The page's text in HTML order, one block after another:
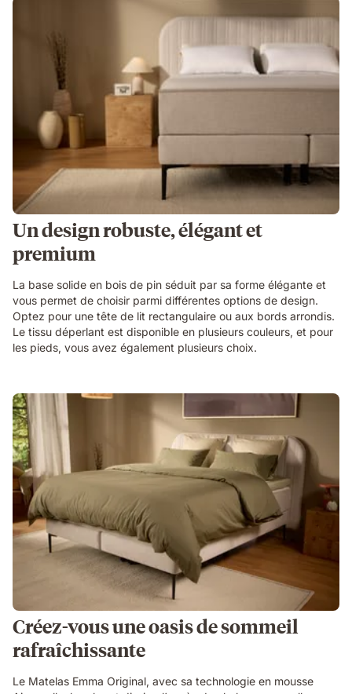
Un design robuste, élégant et
premium
La base solide en bois de pin séduit par sa forme élégante et
vous permet de choisir parmi différentes options de design.
Optez pour une tête de lit rectangulaire ou aux bords arrondis.
Le tissu déperlant est disponible en plusieurs couleurs, et pour
les pieds, vous avez également plusieurs choix.
Créez-vous une oasis de sommeil
rafraîchissante
Le Matelas Emma Original, avec sa technologie en mousse